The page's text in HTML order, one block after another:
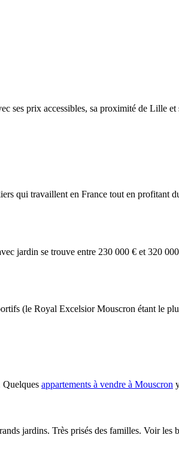
ses prix accessibles, sa proximité de Lille
qui travaillent en France tout en profitant
jardin se trouve entre 230 000 € et 320
(le Royal Excelsior Mouscron étant le
Quelques appartements à vendre à Mouscron
jardins. Très prisés des familles. Voir les